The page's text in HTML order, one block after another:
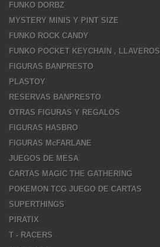
FUNKO DORBZ
MYSTERY MINIS Y PINT SIZE
FUNKO ROCK CANDY
FUNKO POCKET KEYCHAIN , LLAVEROS
FIGURAS BANPRESTO
PLASTOY
RESERVAS BANPRESTO
OTRAS FIGURAS Y REGALOS
FIGURAS HASBRO
FIGURAS McFARLANE
JUEGOS DE MESA
CARTAS MAGIC THE GATHERING
POKEMON TCG JUEGO DE CARTAS
SUPERTHINGS
PIRATIX
T - RACERS